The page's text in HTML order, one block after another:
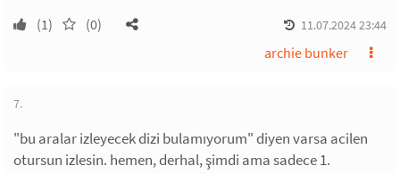
(1) (0) 11.07.2024 23:44
archie bunker
7.
"bu aralar izleyecek dizi bulamıyorum" diyen varsa acilen
otursun izlesin. hemen, derhal, şimdi ama sadece 1.